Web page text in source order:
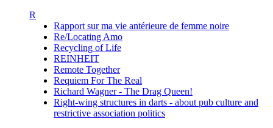
R
Rapport sur ma vie antérieure de femme noire
Re/Locating Amo
Recycling of Life
REINHEIT
Remote Together
Requiem For The Real
Richard Wagner - The Drag Queen!
Right-wing structures in darts - about pub culture and
restrictive association politics